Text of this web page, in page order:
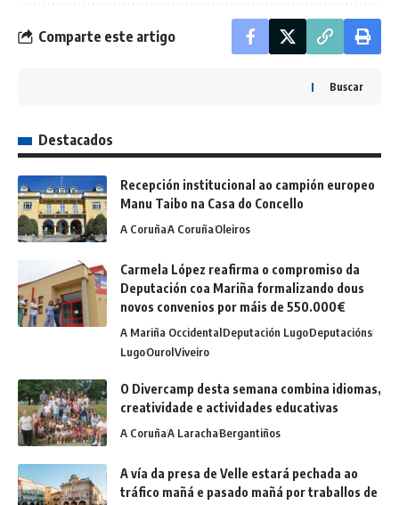
Comparte este artigo
Buscar
Destacados
Recepción institucional ao campión europeo
Manu Taibo na Casa do Concello
A CoruñaA CoruñaOleiros
Carmela López reafirma o compromiso da
Deputación coa Mariña formalizando dous
novos convenios por máis de 550.000€
A Mariña OccidentalDeputación LugoDeputacións
LugoOurolViveiro
O Divercamp desta semana combina idiomas,
creatividade e actividades educativas
A CoruñaA LarachaBergantiños
A vía da presa de Velle estará pechada ao
tráfico mañá e pasado mañá por traballos de